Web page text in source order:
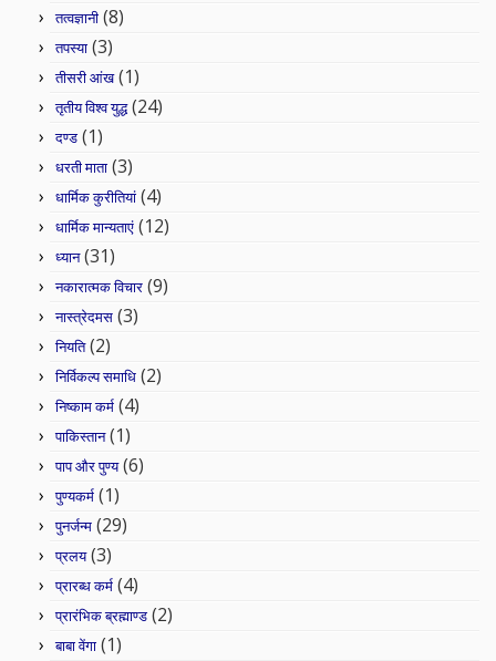
तत्वज्ञानी (8)
तपस्या (3)
तीसरी आंख(1)
तृतीय विश्व युद्ध(24)
दण्ड (1)
धरती माता (3)
धार्मिक कुरीतियां (4)
धार्मिक मान्यताएं (12)
ध्यान(31)
नकारात्मक विचार (9)
नास्त्रेदमस (3)
नियति(2)
निर्विकल्प समाधि (2)
निष्काम कर्म (4)
पाकिस्तान(1)
पाप और पुण्य(6)
पुण्यकर्म (1)
पुनर्जन्म (29)
प्रलय(3)
प्रारब्ध कर्म (4)
प्रारंभिक ब्रह्माण्ड (2)
बाबा वेंगा (1)